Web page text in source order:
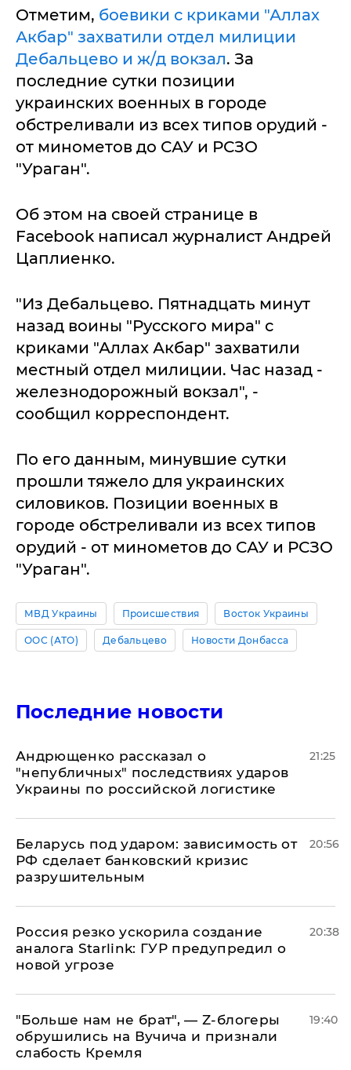
Отметим, боевики с криками "Аллах
Акбар" захватили отдел милиции
Дебальцево и ж/д вокзал. За
последние сутки позиции
украинских военных в городе
обстреливали из всех типов орудий -
от минометов до САУ и РСЗО
"Ураган".
Об этом на своей странице в
Facebook написал журналист Андрей
Цаплиенко.
"Из Дебальцево. Пятнадцать минут
назад воины "Русского мира" с
криками "Аллах Акбар" захватили
местный отдел милиции. Час назад -
железнодорожный вокзал", -
сообщил корреспондент.
По его данным, минувшие сутки
прошли тяжело для украинских
силовиков. Позиции военных в
городе обстреливали из всех типов
орудий - от минометов до САУ и РСЗО
"Ураган".
МВД Украины Происшествия Восток Украины
ООС (АТО) Дебальцево Новости Донбасса
Последние новости
Андрющенко рассказал о
"непубличных" последствиях ударов
Украины по российской логистике
21:25
Беларусь под ударом: зависимость от
РФ сделает банковский кризис
разрушительным
20:56
​Россия резко ускорила создание
аналога Starlink: ГУР предупредил о
новой угрозе
20:38
​"Больше нам не брат", — Z-блогеры
обрушились на Вучича и признали
слабость Кремля
19:40